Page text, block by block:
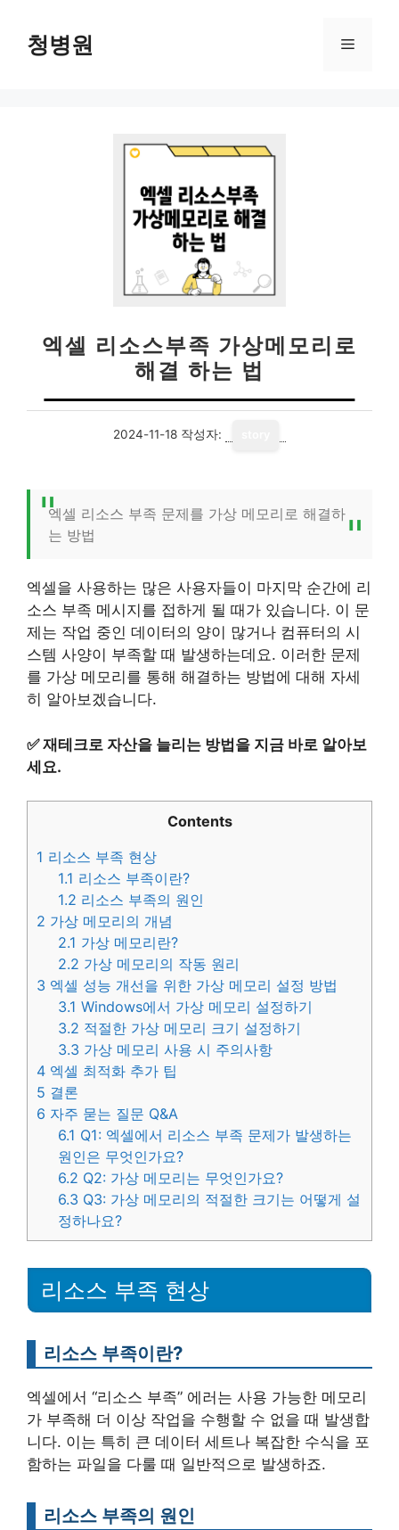
청병원 메
엑셀 리소스부족 가상메모리로
해결 하는 법
2024-11-18 작성자:
엑셀 리소스 부족 문제를 가상 메모리로 해결하
는 방법
엑셀을 사용하는 많은 사용자들이 마지막 순간에 리
소스 부족 메시지를 접하게 될 때가 있습니다. 이 문
제는 작업 중인 데이터의 양이 많거나 컴퓨터의 시
스템 사양이 부족할 때 발생하는데요. 이러한 문제
를 가상 메모리를 통해 해결하는 방법에 대해 자세
히 알아보겠습니다.
✅재테크로 자산을 늘리는 방법을 지금 바로 알아보
세요.
Contents
1 리소스 부족 현상
1.1 리소스 부족이란?
1.2 리소스 부족의 원인
2 가상 메모리의 개념
2.1 가상 메모리란?
2.2 가상 메모리의 작동 원리
3 엑셀 성능 개선을 위한 가상 메모리 설정 방법
3.1 Windows에서 가상 메모리 설정하기
3.2 적절한 가상 메모리 크기 설정하기
3.3 가상 메모리 사용 시 주의사항
4 엑셀 최적화 추가 팁
5 결론
6 자주 묻는 질문 Q&A
6.1 Q1: 엑셀에서 리소스 부족 문제가 발생하는
원인은 무엇인가요?
6.2 Q2: 가상 메모리는 무엇인가요?
6.3 Q3: 가상 메모리의 적절한 크기는 어떻게 설
정하나요?
리소스 부족 현상
리소스 부족이란?
엑셀에서 “리소스 부족” 에러는 사용 가능한 메모리
가 부족해 더 이상 작업을 수행할 수 없을 때 발생합
니다. 이는 특히 큰 데이터 세트나 복잡한 수식을 포
함하는 파일을 다룰 때 일반적으로 발생하죠.
리소스 부족의 원인